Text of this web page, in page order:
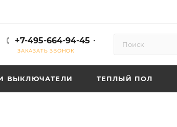
+7-495-664-94-45
ЗАКАЗАТЬ ЗВОНОК
ВЫКЛЮЧАТЕЛИ ТЕПЛЫЙ ПОЛ